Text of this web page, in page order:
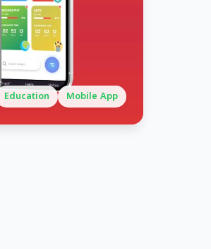
Mobile App
Education